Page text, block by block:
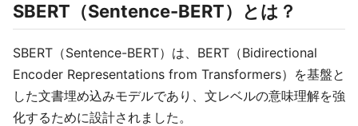
SBERT（Sentence-BERT）とは？
SBERT（Sentence-BERT）は、BERT（Bidirectional
Encoder Representations from Transformers）を基盤と
した文書埋め込みモデルであり、文レベルの意味理解を強
化するために設計されました。